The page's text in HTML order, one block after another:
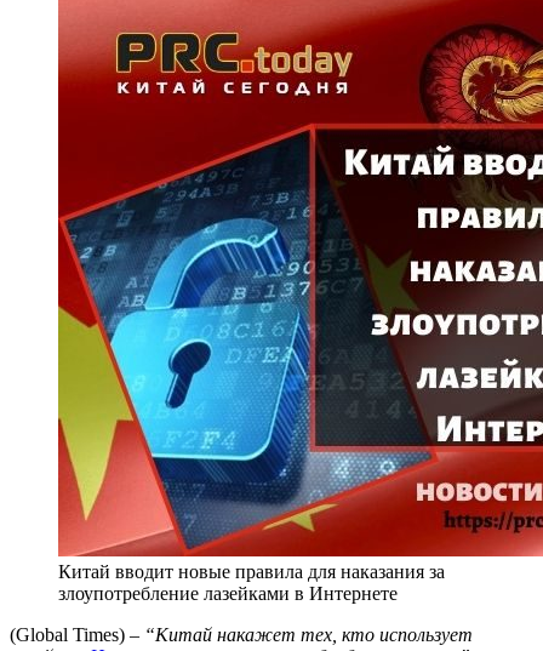
Китай вводит новые правила для наказания за
злоупотребление лазейками в Интернете
(Global Times) – “Китай накажет тех, кто использует